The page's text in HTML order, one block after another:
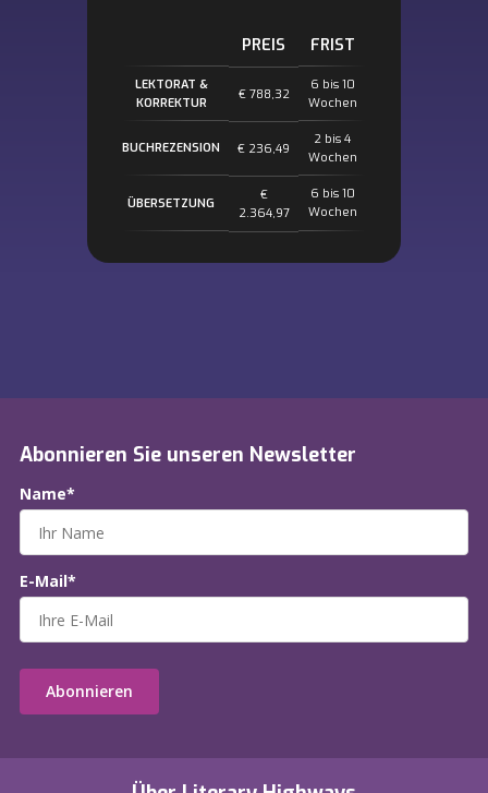
PREIS FRIST
LEKTORAT &
KORREKTUR
€ 788,32
6 bis 10
Wochen
BUCHREZENSION € 236,49
2 bis 4
Wochen
ÜBERSETZUNG
€
2.364,97
6 bis 10
Wochen
Abonnieren Sie unseren Newsletter
Name*
E-Mail*
Abonnieren